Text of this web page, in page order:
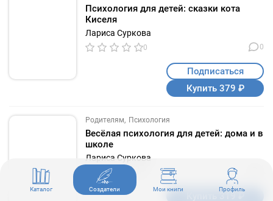
Психология для детей: сказки кота
Киселя
Лариса Суркова
0 0
Подписаться
Купить 379 ₽
Родителям Психология
Весёлая психология для детей: дома и в
школе
Лариса Суркова
Каталог Создатели Мои книги Профиль